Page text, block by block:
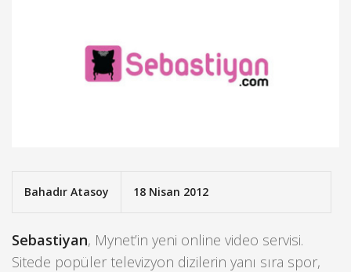
Bahadır Atasoy 18 Nisan 2012
Sebastiyan, Mynet’in yeni online video servisi.
Sitede popüler televizyon dizilerin yanı sıra spor,